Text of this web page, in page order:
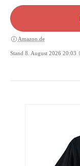
Amazon.de
Stand 8. August 2026 20:03